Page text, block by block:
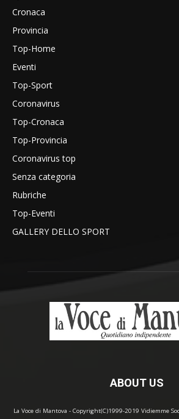
Cronaca
Provincia
Top-Home
Eventi
Top-Sport
Coronavirus
Top-Cronaca
Top-Provincia
Coronavirus top
Senza categoria
Rubriche
Top-Eventi
GALLERY DELLO SPORT
ABOUT US
La Voce di Mantova - Copyright(C)1999-2019 Vidiemme